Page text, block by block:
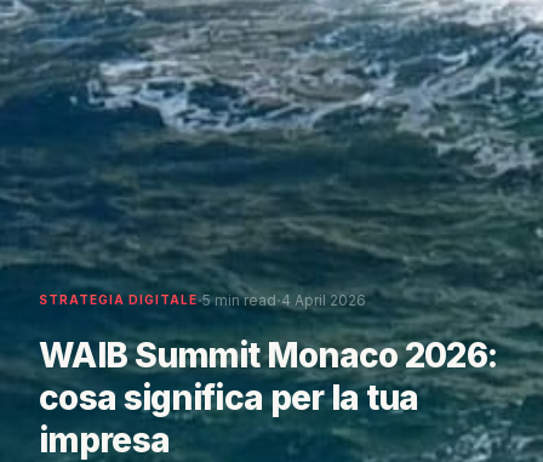
STRATEGIA DIGITALE·5 min read·4 April 2026
WAIB Summit Monaco 2026:
cosa significa per la tua
impresa